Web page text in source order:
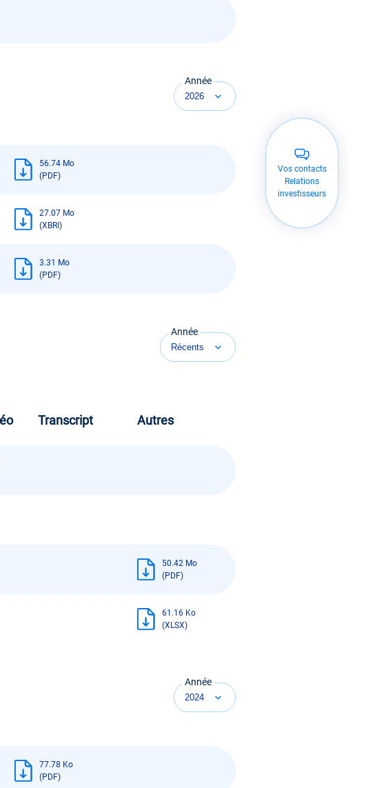
Vos contacts
Relations
investisseurs
Année
56.74 Mo
(PDF)
27.07 Mo
(XBRI)
3.31 Mo
(PDF)
Année
Transcript Autres
50.42 Mo
(PDF)
61.16 Ko
(XLSX)
Année
77.78 Ko
(PDF)